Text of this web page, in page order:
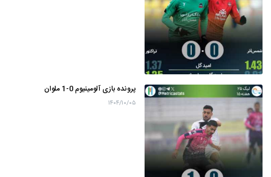
پرونده بازی آلومینیوم 0-1 ملوان
۱۴۰۴/۱۰/۰۵